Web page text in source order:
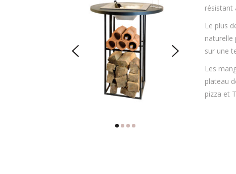
résistant
Le plus
naturelle
sur une
Les
plateau
pizza et